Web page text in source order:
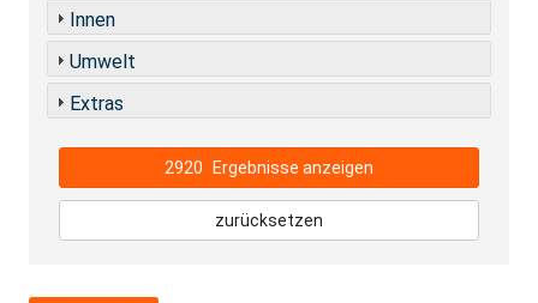
Innen
Umwelt
Extras
2920 Ergebnisse anzeigen
zurücksetzen